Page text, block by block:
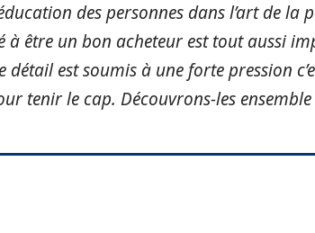
des personnes dans l’art de
être un bon acheteur est tout aussi
détail est soumis à une forte pression
tenir le cap. Découvrons-les